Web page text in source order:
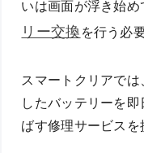
いは画面が浮き始
リー交換 を行う必
スマートクリアで
したバッテリーを
ばす修理サービスを